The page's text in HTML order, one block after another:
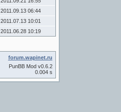
2011.09.13 06:44
2011.07.13 10:01
2011.06.28 10:19
forum.wapinet.ru
PunBB Mod v0.6.2
0.004 s